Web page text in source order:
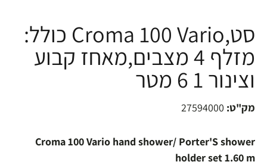
סט,Croma 100 Vario כולל:
מזלף 4 מצבים,מאחז קבוע
וצינור 1 6 מטר
מק"ט: 27594000
Croma 100 Vario hand shower/ Porter'S shower
holder set 1.60 m